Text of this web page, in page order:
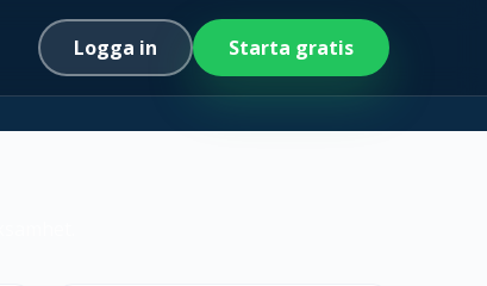
Logga in Starta gratis